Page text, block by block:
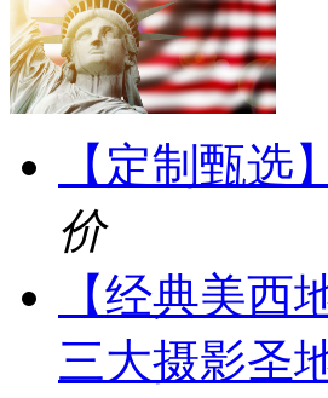
【定制甄
价
【经典美
三大摄影圣